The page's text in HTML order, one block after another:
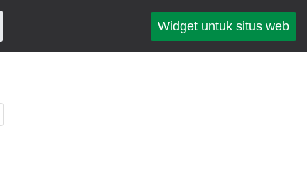
Widget untuk situs web